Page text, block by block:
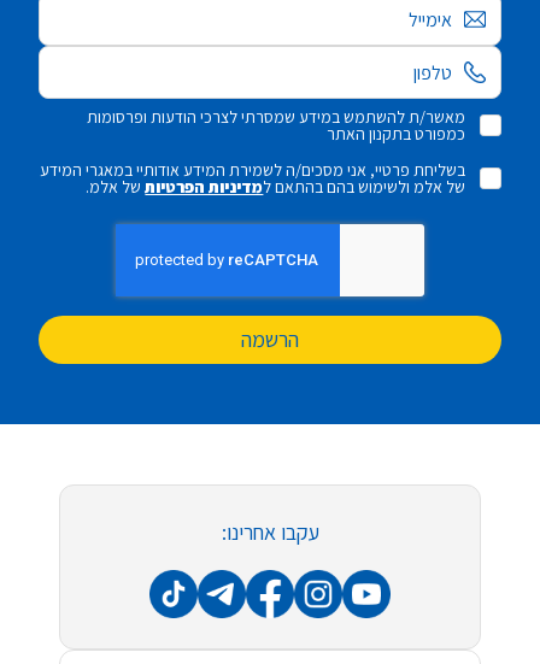
אימייל
מאשר/ת להשתמש במידע שמסרתי לצרכי הודעות ופרסומות
כמפורט בתקנון האתר
בשליחת פרטיי, אני מסכים/ה לשמירת המידע אודותיי במאגרי המידע
של אלמ ולשימוש בהם בהתאם למדיניות הפרטיותשל אלמ.
הרשמה
עקבו אחרינו: